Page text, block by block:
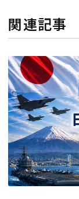
関連記事